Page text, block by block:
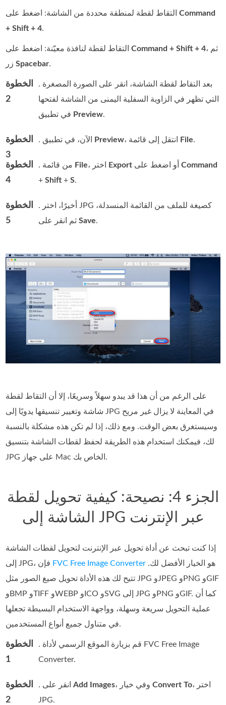
التقاط لقطة لمنطقة محددة من الشاشة: اضغط علىCommand
+ Shift + 4.
التقاط لقطة لنافذة معيّنة: اضغط علىCommand + Shift + 4، ثم
زرSpacebar.
الخطوة
2
. بعد التقاط لقطة الشاشة، انقر على الصورة المصغرة
التي تظهر في الزاوية السفلية اليمنى من الشاشة لفتحها
Preview.
الخطوة
3
Preview File.
الخطوة
4
File Export أو اضغط علىCommand
+Shift +S.
الخطوة
5
. أخيرًا، اختر JPG كصيغة للملف من القائمة المنسدلة،
ثم انقر علىSave.
على الرغم من أن هذا قد يبدو سهلاً وسريعًا، إلا أن التقاط لقطة
شاشة وتغيير تنسيقها يدويًا إلى JPG في المعاينة لا يزال غير مريح
وسيستغرق بعض الوقت. ومع ذلك، إذا لم تكن هذه مشكلة بالنسبة
لك، فيمكنك استخدام هذه الطريقة لحفظ لقطات الشاشة بتنسيق
JPG على جهاز Mac الخاص بك.
الجزء 4: نصيحة: كيفية تحويل لقطة
الشاشة إلى JPG عبر الإنترنت
إذا كنت تبحث عن أداة تحويل عبر الإنترنت لتحويل لقطات الشاشة
FVC Free Image Converter
تتيح لك هذه الأداة تحويل صيغ الصور مثل JPG وJPEG وPNG وGIF
وBMP وTIFF وWEBP وICO وSVG إلى JPG وPNG وGIF. كما أن
عملية التحويل سريعة وسهلة، وواجهة الاستخدام البسيطة تجعلها
في متناول جميع أنواع المستخدمين.
الخطوة
1
. قم بزيارة الموقع الرسمي لأداة FVC Free Image
Converter.
الخطوة
2
. انقر علىAdd Images ، وفي خيارConvert To، اختر
JPG.